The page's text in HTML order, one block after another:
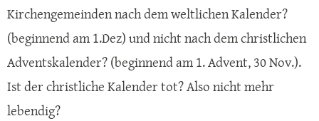
Kirchengemeinden nach dem weltlichen Kalender?
(beginnend am 1.Dez) und nicht nach dem christlichen
Adventskalender? (beginnend am 1. Advent, 30 Nov.).
Ist der christliche Kalender tot? Also nicht mehr
lebendig?